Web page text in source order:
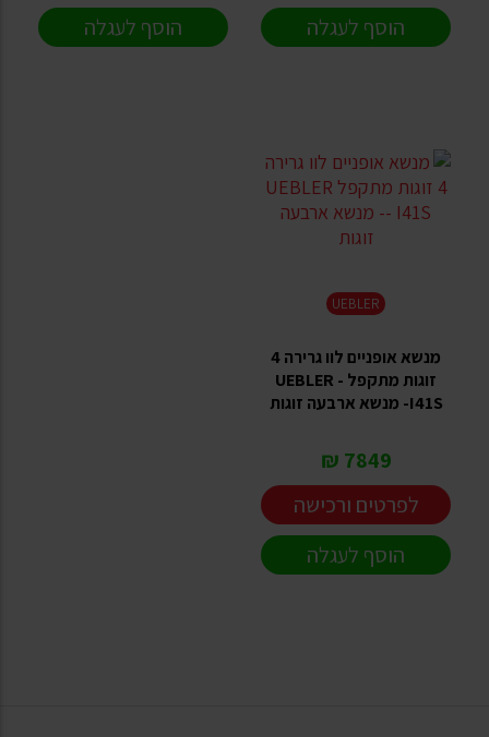
הוסף לעגלה
הוסף לעגלה
UEBLER
מנשא אופניים לוו גרירה 4
זוגות מתקפל UEBLER -
I41S- מנשא ארבעה זוגות
7849 ₪
לפרטים ורכישה
הוסף לעגלה